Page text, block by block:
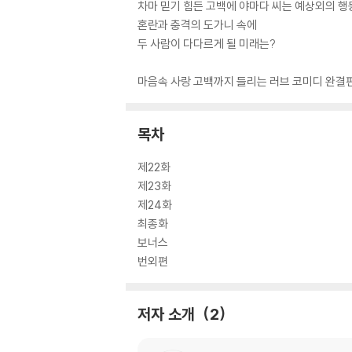
차마 믿기 힘든 고백에 야마다 씨는 예상외의
혼란과 충격의 도가니 속에
두 사람이 다다르게 될 미래는?
마음속 사랑 고백까지 들리는 러브 코미디 완결
목차
제22화
제23화
제24화
최종화
보너스
번외편
저자 소개 2